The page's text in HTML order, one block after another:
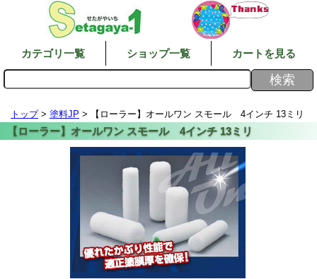
カテゴリ一覧 ショップ一覧 カートを見る
トップ> 塗料JP > 【ローラー】オールワン スモール 4インチ 13ミリ